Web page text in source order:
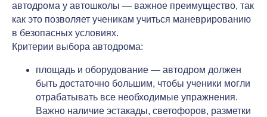
автодрома у автошколы — важное преимущество, так
как это позволяет ученикам учиться маневрированию
в безопасных условиях.
Критерии выбора автодрома:
площадь и оборудование — автодром должен
быть достаточно большим, чтобы ученики могли
отрабатывать все необходимые упражнения.
Важно наличие эстакады, светофоров, разметки